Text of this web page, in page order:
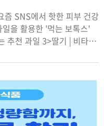
즘 SNS에서 핫한 피부 건강
을 활용한 '먹는 보톡스'
추천 과일 3>딸기 | 비타민